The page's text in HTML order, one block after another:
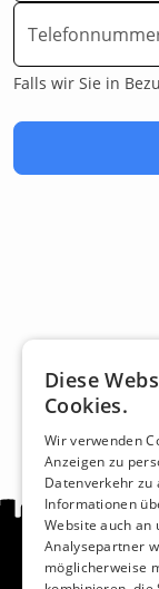
Falls wir Sie in
Diese
Cookies.
Wir verwenden
Anzeigen zu
Datenverkehr zu
Informationen
Website auch an
Analysepartner
möglicherweise